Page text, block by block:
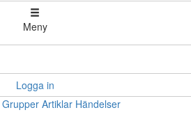
Meny
Logga in
Grupper Artiklar Händelser